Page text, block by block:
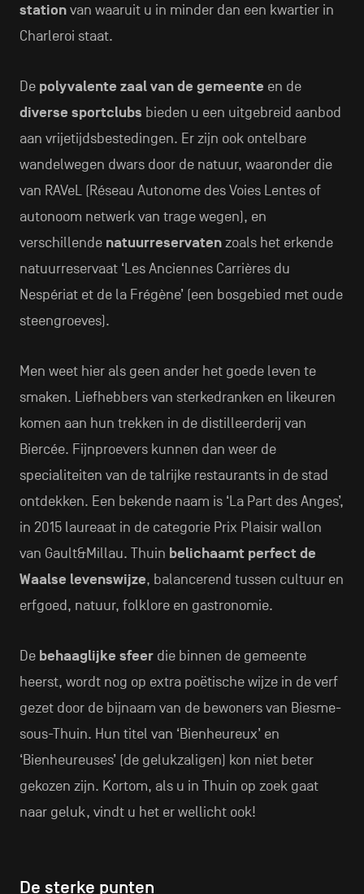
stationvan waaruit u in minder dan een kwartier in
Charleroi staat.
De polyvalente zaal van de gemeente en de
diverse sportclubs bieden u een uitgebreid aanbod
aan vrijetijdsbestedingen. Er zijn ook ontelbare
wandelwegen dwars door de natuur, waaronder die
van RAVeL (Réseau Autonome des Voies Lentes of
autonoom netwerk van trage wegen), en
verschillende natuurreservatenzoals het erkende
natuurreservaat ‘Les Anciennes Carrières du
Nespériat et de la Frégène’ (een bosgebied met oude
steengroeves).
Men weet hier als geen ander het goede leven te
smaken. Liefhebbers van sterkedranken en likeuren
komen aan hun trekken in de distilleerderij van
Biercée. Fijnproevers kunnen dan weer de
specialiteiten van de talrijke restaurants in de stad
ontdekken. Een bekende naam is ‘La Part des Anges’,
in 2015 laureaat in de categorie Prix Plaisir wallon
van Gault&Millau. Thuin belichaamt perfect de
Waalse levenswijze, balancerend tussen cultuur en
erfgoed, natuur, folklore en gastronomie.
De behaaglijke sfeerdie binnen de gemeente
heerst, wordt nog op extra poëtische wijze in de verf
gezet door de bijnaam van de bewoners van Biesme-
sous-Thuin. Hun titel van ‘Bienheureux’ en
‘Bienheureuses’ (de gelukzaligen) kon niet beter
gekozen zijn. Kortom, als u in Thuin op zoek gaat
naar geluk, vindt u het er wellicht ook!
De sterke punten